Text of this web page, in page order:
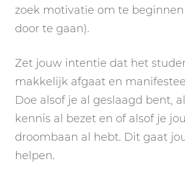
zoek motivatie om te
door te gaan).
Zet jouw intentie dat het
makkelijk afgaat en
Doe alsof je al geslaagd bent,
kennis al bezet en of alsof je
droombaan al hebt. Dit gaat
helpen.